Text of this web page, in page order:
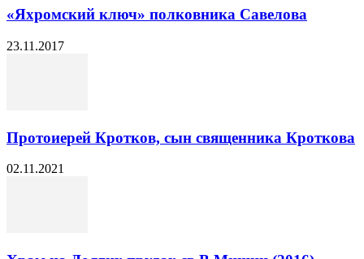
«Яхромский ключ» полковника Савелова
23.11.2017
Протоиерей Кротков, сын священника Кроткова
02.11.2021